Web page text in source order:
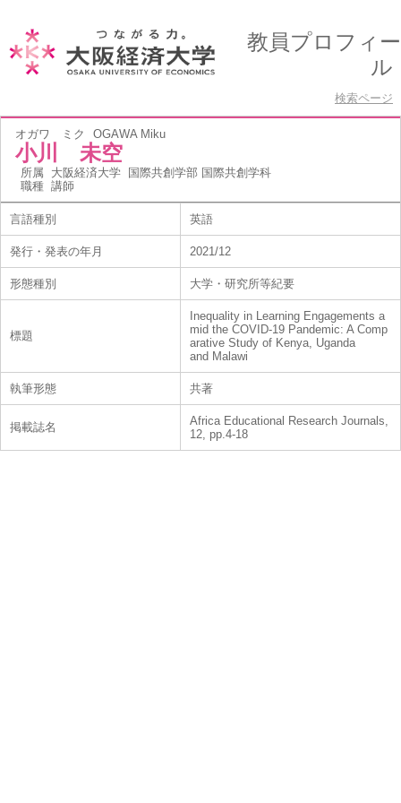
教員プロフィー
ル
検索ページ
オガワ ミク OGAWA Miku
小川 未空
所属 大阪経済大学 国際共創学部 国際共創学科
職種 講師
言語種別 英語
発行・発表の年月 2021/12
形態種別 大学・研究所等紀要
標題
Inequality in Learning Engagements a
mid the COVID-19 Pandemic: A Comp
arative Study of Kenya, Uganda
and Malawi
執筆形態 共著
掲載誌名
Africa Educational Research Journals,
12, pp.4-18